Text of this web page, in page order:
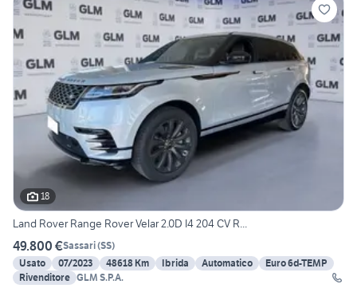
18
Land Rover Range Rover Velar 2.0D I4 204 CV R...
49.800 €Sassari(SS)
Usato
07/2023 48618 Km Ibrida Automatico
Euro 6d-TEMP
Rivenditore GLM S.P.A.